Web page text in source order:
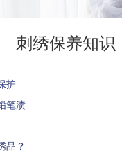
刺绣保养知识
护
笔渍
品？